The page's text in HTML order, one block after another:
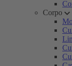
Corpo